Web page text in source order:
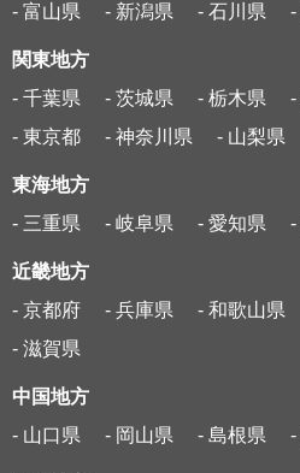
- 富山県
- 新潟県 - 石川県 -
関東地方
- 千葉県
- 茨城県 - 栃木県 -
- 東京都
- 神奈川県 - 山梨県
東海地方
- 三重県
- 岐阜県 - 愛知県 -
近畿地方
- 京都府
- 兵庫県 - 和歌山県
- 滋賀県
中国地方
- 山口県
- 岡山県 - 島根県 -